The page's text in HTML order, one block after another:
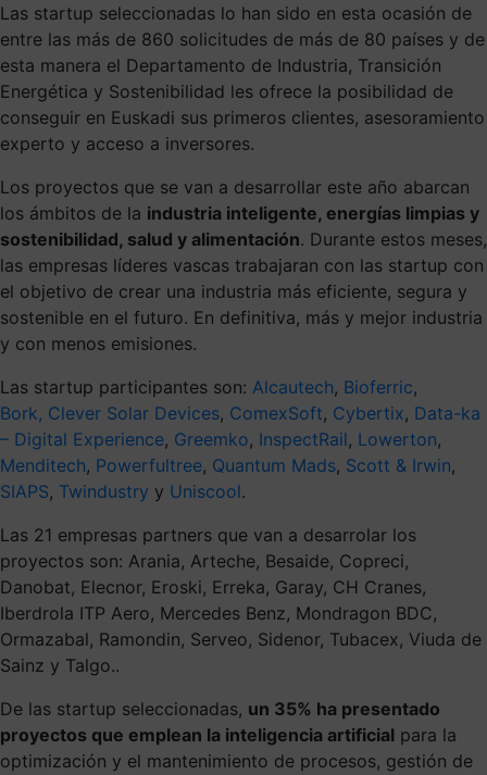
Las startup seleccionadas lo han sido en esta ocasión de
entre las más de 860 solicitudes de más de 80 países y de
esta manera el Departamento de Industria, Transición
Energética y Sostenibilidad les ofrece la posibilidad de
conseguir en Euskadi sus primeros clientes, asesoramiento
experto y acceso a inversores.
Los proyectos que se van a desarrollar este año abarcan
los ámbitos de la industria inteligente, energías limpias y
sostenibilidad, salud y alimentación. Durante estos meses,
las empresas líderes vascas trabajaran con las startup con
el objetivo de crear una industria más eficiente, segura y
sostenible en el futuro. En definitiva, más y mejor industria
y con menos emisiones.
Las startup participantes son: Alcautech, Bioferric,
Bork, Clever Solar Devices, ComexSoft, Cybertix, Data-ka
– Digital Experience, Greemko, InspectRail, Lowerton,
Menditech, Powerfultree, Quantum Mads, Scott & Irwin,
SIAPS, Twindustry y Uniscool.
Las 21 empresas partners que van a desarrolar los
proyectos son: Arania, Arteche, Besaide, Copreci,
Danobat, Elecnor, Eroski, Erreka, Garay, CH Cranes,
Iberdrola ITP Aero, Mercedes Benz, Mondragon BDC,
Ormazabal, Ramondin, Serveo, Sidenor, Tubacex, Viuda de
Sainz y Talgo..
De las startup seleccionadas, un 35% ha presentado
proyectos que emplean la inteligencia artificial para la
optimización y el mantenimiento de procesos, gestión de